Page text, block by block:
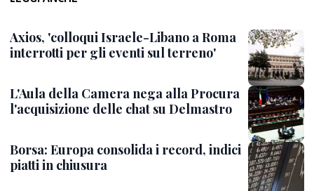
Axios, 'colloqui Israele-Libano a Roma
interrotti per gli eventi sul terreno'
L'Aula della Camera nega alla Procura
l'acquisizione delle chat su Delmastro
Borsa: Europa consolida i record, indici
piatti in chiusura